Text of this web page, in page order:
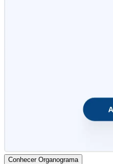
Conhecer Organograma